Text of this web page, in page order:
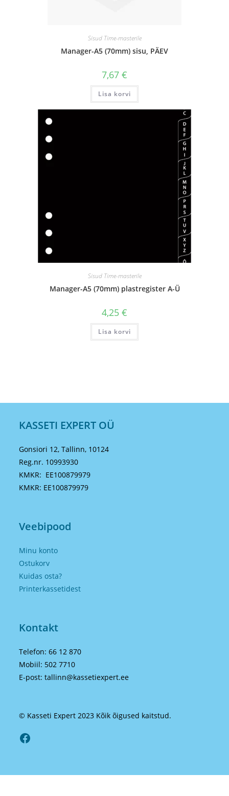
Sisud Time-masterile
Manager-A5 (70mm) sisu, PÄEV
7,67 €
Lisa korvi
Sisud Time-masterile
Manager-A5 (70mm) plastregister A-Ü
4,25 €
Lisa korvi
KASSETI EXPERT OÜ
Gonsiori 12, Tallinn, 10124
Reg.nr. 10993930
KMKR: EE100879979
KMKR: EE100879979
Veebipood
Minu konto
Ostukorv
Kuidas osta?
Printerkassetidest
Kontakt
Telefon: 66 12 870
Mobiil: 502 7710
E-post: tallinn@kassetiexpert.ee
© Kasseti Expert 2023 Kõik õigused kaitstud.
Facebook